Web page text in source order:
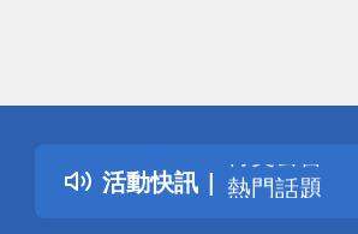
活動快訊
詐騙網頁！
得獎公告
熱門話題
銀行優惠